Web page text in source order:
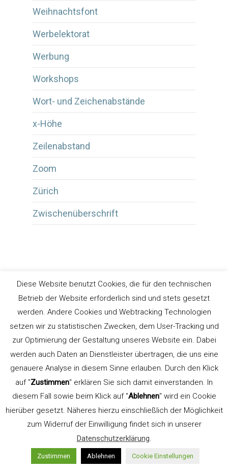
Weihnachtsfont
Werbelektorat
Werbung
Workshops
Wort- und Zeichenabstände
x-Höhe
Zeilenabstand
Zoom
Zürich
Zwischenüberschrift
Gelernter Schriftsetzer
und
Kommunikationsdesigner. Gründer der
WerbeagenturLEHN.STEIN.
Lehrbeauftragter für Typografie an der
FH Düsseldorf, Fachbereich Design (bis
2015). Gründer und Seminarleiter
TypeSCHOOL.
Diese Website benutzt Cookies, die für den technischen
Betrieb der Website erforderlich sind und stets gesetzt
werden. Andere Cookies und Webtracking Technologien
setzen wir zu statistischen Zwecken, dem User-Tracking und
zur Optimierung der Gestaltung unseres Website ein. Dabei
werden auch Daten an Dienstleister übertragen, die uns eine
genauere Analyse in diesem Sinne erlauben. Durch den Klick
auf "Zustimmen" erklären Sie sich damit einverstanden. In
diesem Fall sowie beim Klick auf "Ablehnen" wird ein Cookie
hierüber gesetzt. Näheres hierzu einschließlich der Möglichkeit
zum Widerruf der Einwilligung findet sich in unserer
Datenschutzerklärung.
Zustimmen Ablehnen Cookie Einstellungen